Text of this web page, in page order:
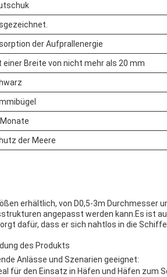
der Aufprallenergie
einer Breite von nicht mehr als 20 mm
der Meere
erhältlich, von D0,5-3m Durchmesser
angepasst werden kann.Es ist
dafür, dass er sich nahtlos in die
des Produkts
Anlässe und Szenarien geeignet:
für den Einsatz in Häfen und Häfen zum